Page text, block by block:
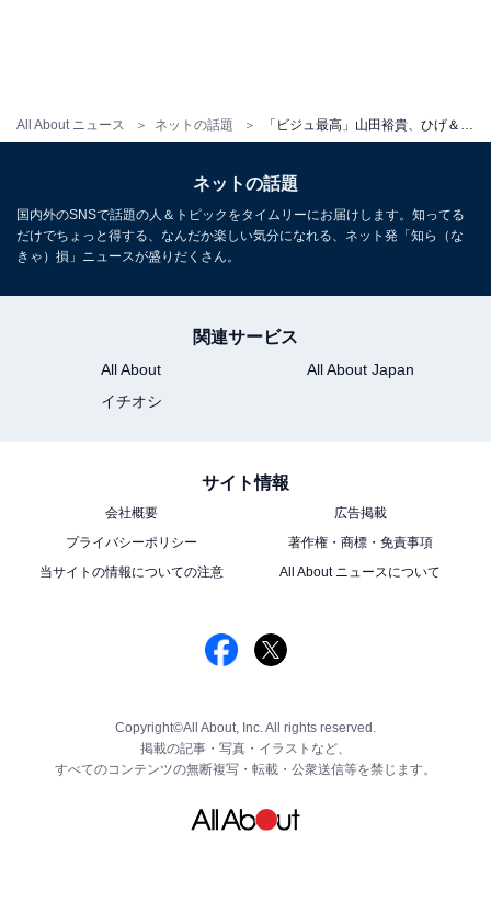
All About ニュース ネットの話題
ネットの話題
国内外のSNSで話題の人＆トピックをタイムリーにお届けします。知ってる
だけでちょっと得する、なんだか楽しい気分になれる、ネット発「知ら（な
きゃ）損」ニュースが盛りだくさん。
関連サービス
All About
All About Japan
イチオシ
サイト情報
会社概要
広告掲載
プライバシーポリシー
著作権・商標・免責事項
当サイトの情報についての注意
All About ニュースについて
Copyright©All About, Inc. All rights reserved.
掲載の記事・写真・イラストなど、
すべてのコンテンツの無断複写・転載・公衆送信等を禁じます。